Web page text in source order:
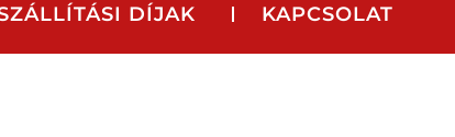
DÍJAK KAPCSOLAT